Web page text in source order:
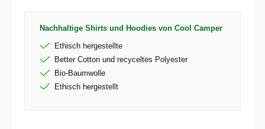
Nachhaltige Shirts und Hoodies von Cool Camper
Ethisch hergestellte
Better Cotton und recyceltes Polyester
Bio-Baumwolle
Ethisch hergestellt